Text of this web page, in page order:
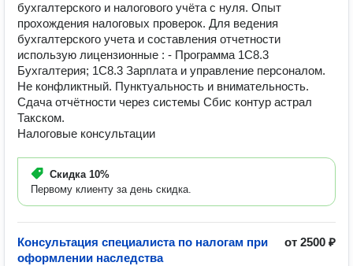
бухгалтерского и налогового учёта с нуля. Опыт
прохождения налоговых проверок. Для ведения
бухгалтерского учета и составления отчетности
использую лицензионные : - Программа 1С8.3
Бухгалтерия; 1С8.3 Зарплата и управление персоналом.
Не конфликтный. Пунктуальность и внимательность.
Сдача отчётности через системы Сбис контур астрал
Такском.
Налоговые консультации
Скидка 10%
Первому клиенту за день скидка.
Консультация специалиста по налогам при
оформлении наследства
от 2500 ₽